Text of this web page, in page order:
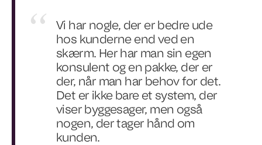
Vi har nogle, der er bedre ude
hos kunderne end ved en
skærm. Her har man sin egen
konsulent og en pakke, der er
der, når man har behov for det.
Det er ikke bare et system, der
viser byggesager, men også
nogen, der tager hånd om
kunden.